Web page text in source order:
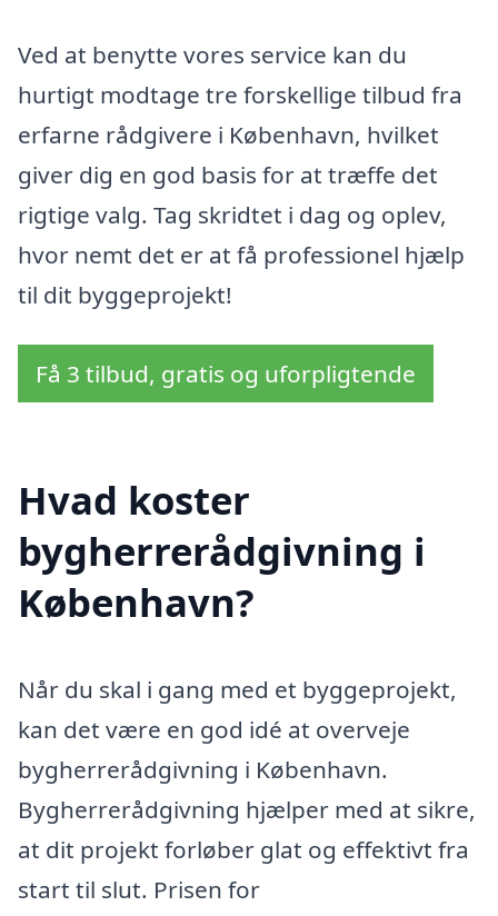
Ved at benytte vores service kan du
hurtigt modtage tre forskellige tilbud fra
erfarne rådgivere i København, hvilket
giver dig en god basis for at træffe det
rigtige valg. Tag skridtet i dag og oplev,
hvor nemt det er at få professionel hjælp
til dit byggeprojekt!
Få 3 tilbud, gratis og uforpligtende
Hvad koster
bygherrerådgivning i
København?
Når du skal i gang med et byggeprojekt,
kan det være en god idé at overveje
bygherrerådgivning i København.
Bygherrerådgivning hjælper med at sikre,
at dit projekt forløber glat og effektivt fra
start til slut. Prisen for